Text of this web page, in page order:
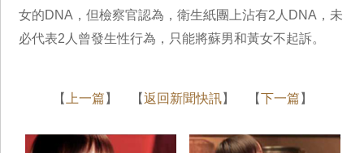
女的DNA，但檢察官認為，衛生紙團上沾有2人DNA，未
必代表2人曾發生性行為，只能將蘇男和黃女不起訴。
【 上一篇 】 【返回新聞快訊】 【下一篇 】